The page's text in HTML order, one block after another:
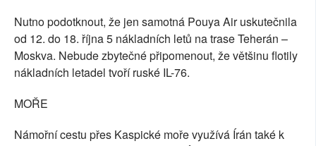
Nutno podotknout, že jen samotná Pouya Air uskutečnila
od 12. do 18. října 5 nákladních letů na trase Teherán –
Moskva. Nebude zbytečné připomenout, že většinu flotily
nákladních letadel tvoří ruské IL-76.
MOŘE
Námořní cestu přes Kaspické moře využívá Írán také k